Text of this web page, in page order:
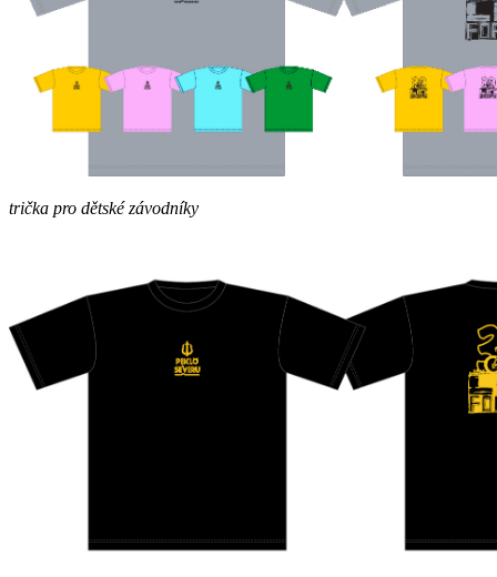
trička pro dětské závodníky